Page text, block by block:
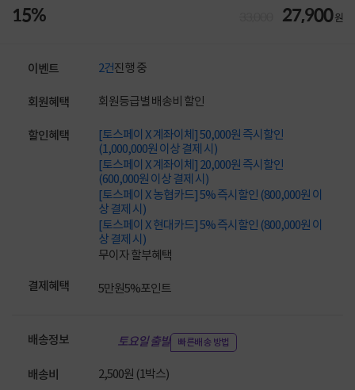
15% 27,900원
이벤트 2건진행 중
회원혜택 회원등급별 배송비 할인
할인혜택
[토스페이 X 계좌이체] 50,000원 즉시할인
(1,000,000원 이상 결제 시)
[토스페이 X 계좌이체] 20,000원 즉시할인
(600,000원 이상 결제 시)
[토스페이 X 농협카드] 5% 즉시할인 (800,000원 이
상 결제 시)
[토스페이 X 현대카드] 5% 즉시할인 (800,000원 이
상 결제 시)
무이자 할부혜택
결제혜택 5만원5%포인트
배송정보 토요일 출발 빠른배송 방법
배송비 2,500원 (1박스)